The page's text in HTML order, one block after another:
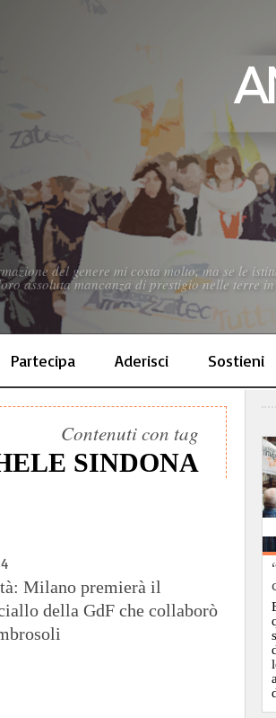
del genere mi costa molto, ma se le
assoluta mancanza di prestigio nelle terre
Partecipa Aderisci Sostieni
Contenuti con tag
SINDONA
Milano premierà il
della GdF che collaborò